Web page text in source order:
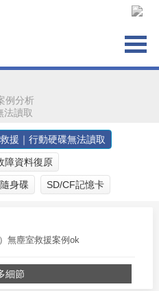
例分析
法讀取
援｜行動硬碟無法讀取
障資料復原
身碟 SD/CF記憶卡
無塵室救援案例ok
細節